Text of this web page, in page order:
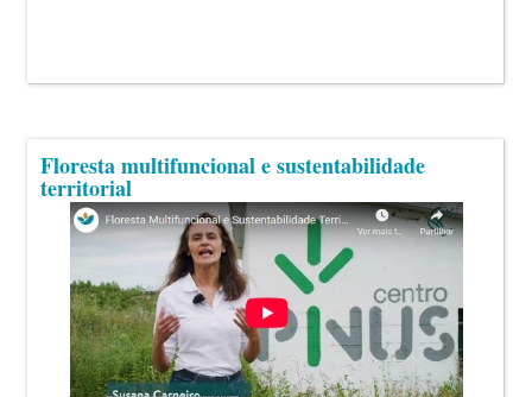
Floresta multifuncional e sustentabilidade
territorial